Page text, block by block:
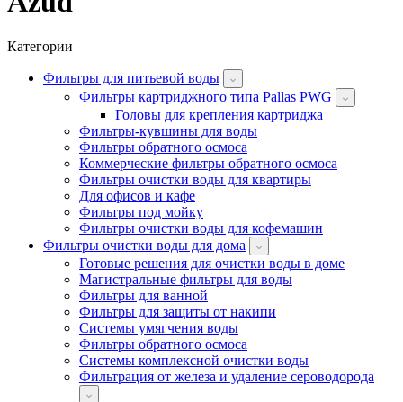
Категории
Фильтры для питьевой воды
Фильтры картриджного типа Pallas PWG
Головы для крепления картриджа
Фильтры-кувшины для воды
Фильтры обратного осмоса
Коммерческие фильтры обратного осмоса
Фильтры очистки воды для квартиры
Для офисов и кафе
Фильтры под мойку
Фильтры очистки воды для кофемашин
Фильтры очистки воды для дома
Готовые решения для очистки воды в доме
Магистральные фильтры для воды
Фильтры для ванной
Фильтры для защиты от накипи
Системы умягчения воды
Фильтры обратного осмоса
Системы комплексной очистки воды
Фильтрация от железа и удаление сероводорода